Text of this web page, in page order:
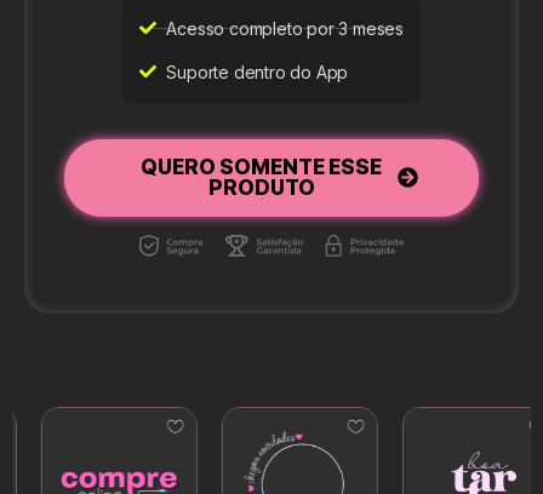
Acesso completo por 3 meses
Suporte dentro do App
QUERO SOMENTE ESSE
PRODUTO